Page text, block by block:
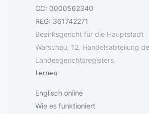
CC: 0000562340
REG: 361742271
Bezirksgericht für die Hauptstadt
Warschau, 12. Handelsabteilung
Landesgerichtsregisters
Lernen
Englisch online
Wie es funktioniert